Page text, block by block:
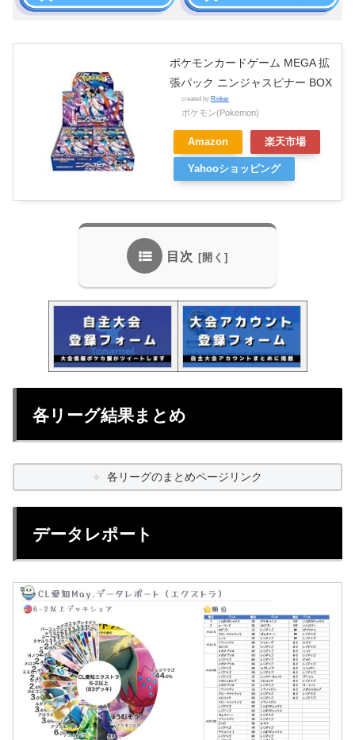
ポケモンカードゲーム MEGA 拡
張パック ニンジャスピナー BOX
created by Rinker
ポケモン(Pokemon)
Amazon 楽天市場
Yahooショッピング
目次
各リーグ結果まとめ
各リーグのまとめページリンク
データレポート